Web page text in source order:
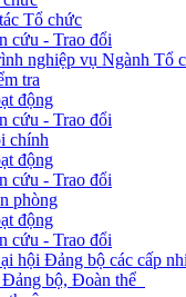
Tổ chức
cứu - Trao đổi
nghiệp vụ Ngành Tổ
tra
động
cứu - Trao đổi
chính
động
cứu - Trao đổi
phòng
động
cứu - Trao đổi
hội Đảng bộ các cấp
Đảng bộ, Đoàn thể